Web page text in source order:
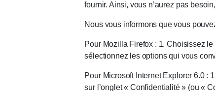
fournir. Ainsi, vous n’aurez pas
Nous vous informons que vous
Pour Mozilla Firefox : 1. Choisissez
sélectionnez les options qui vous
Pour Microsoft Internet Explorer 6.0 :
sur l’onglet « Confidentialité » (ou «